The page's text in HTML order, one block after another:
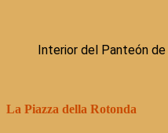
Interior del Panteón
La Piazza della Rotonda